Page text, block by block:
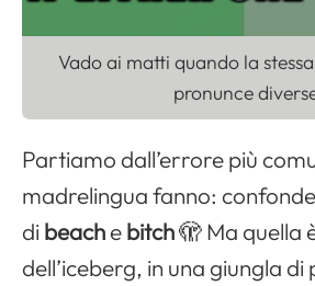
Vado ai matti quando la
pronunce
Partiamo dall’errore più
madrelingua fanno:
di beachebitch🫣 Ma quella
dell’iceberg, in una giungla di